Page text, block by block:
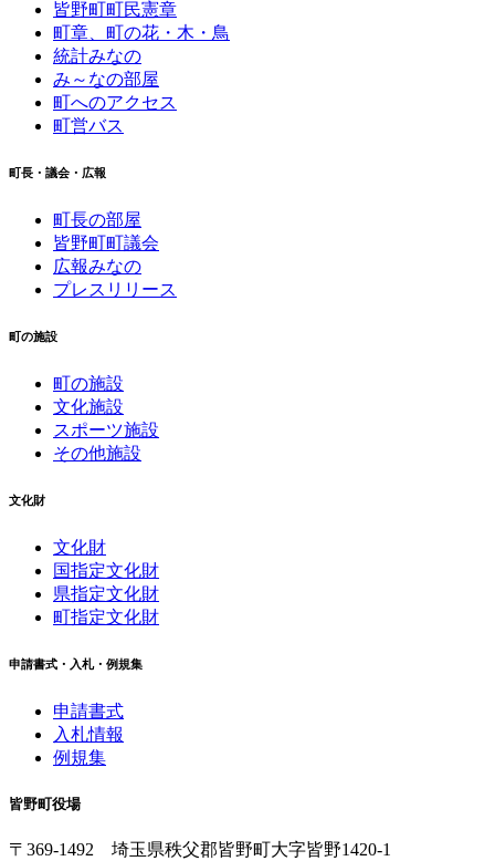
皆野町町民憲章
町章、町の花・木・鳥
統計みなの
み～なの部屋
町へのアクセス
町営バス
町長・議会・広報
町長の部屋
皆野町町議会
広報みなの
プレスリリース
町の施設
町の施設
文化施設
スポーツ施設
その他施設
文化財
文化財
国指定文化財
県指定文化財
町指定文化財
申請書式・入札・例規集
申請書式
入札情報
例規集
皆野町役場
〒369-1492 埼玉県秩父郡皆野町大字皆野1420-1